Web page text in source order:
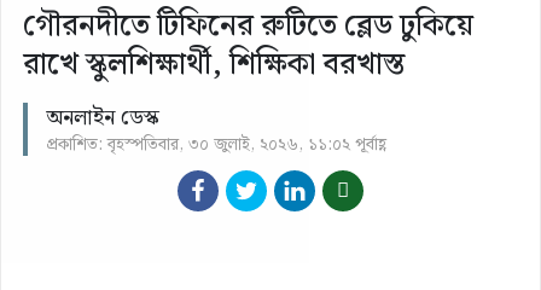
গৌরনদীতে টিফিনের রুটিতে ব্লেড ঢুকিয়ে
রাখে স্কুলশিক্ষার্থী, শিক্ষিকা বরখাস্ত
অনলাইন ডেস্ক
প্রকাশিত: বৃহস্পতিবার, ৩০ জুলাই, ২০২৬, ১১:০২ পূর্বাহ্ণ